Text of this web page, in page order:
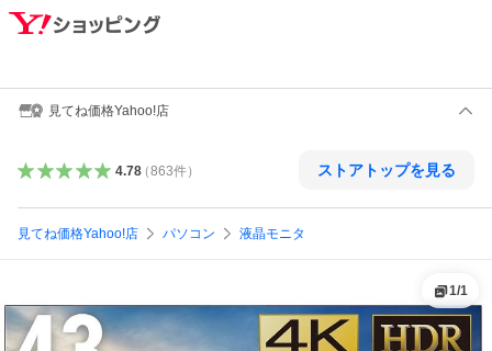
見てね価格Yahoo!店
4.78（863件） ストアトップを見る
見てね価格Yahoo!店 パソコン 液晶モニタ
1/1